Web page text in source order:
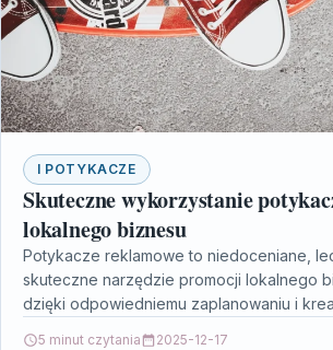
I POTYKACZE
Skuteczne wykorzystanie
lokalnego biznesu
Potykacze reklamowe to niedoceniane,
skuteczne narzędzie promocji lokalnego
dzięki odpowiedniemu zaplanowaniu i
5 minut czytania 2025-12-17